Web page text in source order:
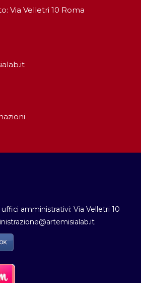
Via Velletri 10 Roma
amministrativi: Via Velletri 10